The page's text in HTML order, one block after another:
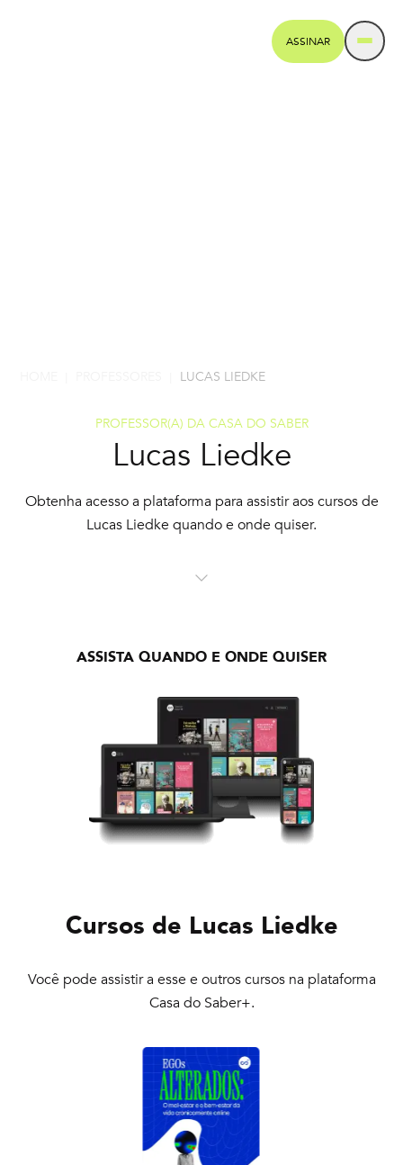
ASSINAR
LUCAS LIEDKE
PROFESSOR(A) DA CASA DO SABER
Lucas Liedke
Obtenha acesso a plataforma para assistir aos cursos de
Lucas Liedke quando e onde quiser.
ASSISTA QUANDO E ONDE QUISER
Cursos de Lucas Liedke
Você pode assistir a esse e outros cursos na plataforma
Casa do Saber+.